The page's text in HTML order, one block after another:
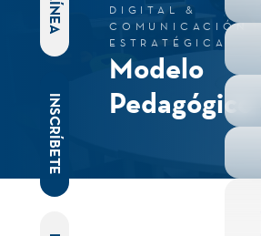
DIGITAL &
COMUNICACIÓN
ESTRATÉGICA
Modelo
Pedagógico
INSCRÍBETE